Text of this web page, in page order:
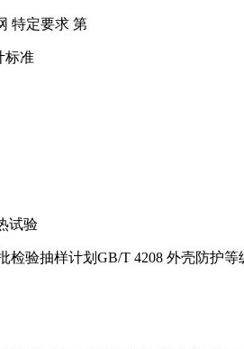
特定要求 第
标准
试验
验抽样计划GB/T 4208 外壳防护等